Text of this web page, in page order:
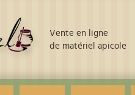
Vente en ligne
de matériel apicole